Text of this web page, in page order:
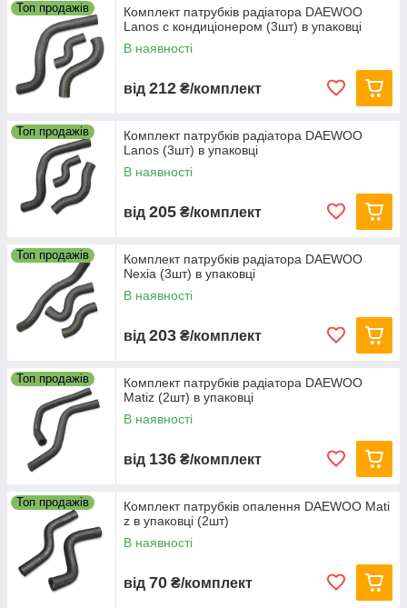
Топ продажів
Комплект патрубків радіатора DAEWOO
Lanos с кондиціонером (3шт) в упаковці
В наявності
від 212 ₴/комплект
Топ продажів
Комплект патрубків радіатора DAEWOO
Lanos (3шт) в упаковці
В наявності
від 205 ₴/комплект
Топ продажів
Комплект патрубків радіатора DAEWOO
Nexia (3шт) в упаковці
В наявності
від 203 ₴/комплект
Топ продажів
Комплект патрубків радіатора DAEWOO
Matiz (2шт) в упаковці
В наявності
від 136 ₴/комплект
Топ продажів
Комплект патрубків опалення DAEWOO Mati
z в упаковці (2шт)
В наявності
від 70 ₴/комплект